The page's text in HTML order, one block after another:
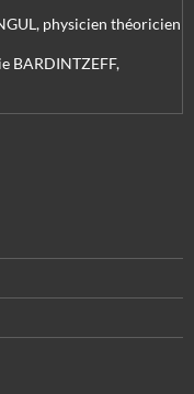
physicien théoricien
BARDINTZEFF,